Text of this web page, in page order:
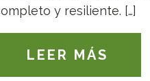
y resiliente. […]
LEER MÁS